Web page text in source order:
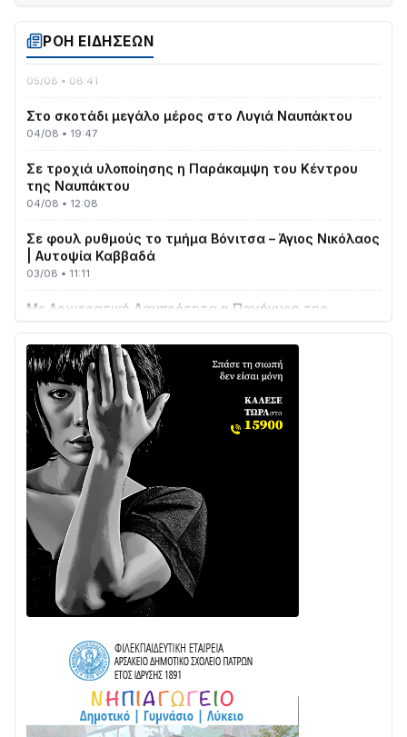
ΡΟΗ ΕΙΔΗΣΕΩΝ
08/08 • 12:01
ΤΟ ΠΑΡΤΥ ΣΥΝΕΧΙΖΕΤΑΙ…
05/08 • 08:41
04/08 • 19:47
της Ναυπάκτου
04/08 • 12:08
| Αυτοψία Καββαδά
03/08 • 11:11
Μεταμορφώσεως του Σωτήρος στο Γολέμι
03/08 • 07:45
Ενισχύεται η Πολιτική Προστασία στο Δήμο Αγρινίου
με δύο νέα υδροφόρα οχήματα
02/08 • 18:26
Διαβάστε την «Ναυπακτία» που κυκλοφορεί
31/07 • 08:16
Δωρίδα για Όλους: «Καμία εκχώρηση των νερών
στην ΕΥΔΑΠ»
28/07 • 21:46
Διαβάστε την «Ναυπακτία» που κυκλοφορεί
24/07 • 11:31
Γιορτή της Τράτας 2026 | Ερατεινή Δωρίδας:
Παράδοση, Χορός & Γλέντι!
08/08 • 12:01
ΤΟ ΠΑΡΤΥ ΣΥΝΕΧΙΖΕΤΑΙ…
05/08 • 08:41
Στο σκοτάδι μεγάλο μέρος στο Λυγιά Ναυπάκτου